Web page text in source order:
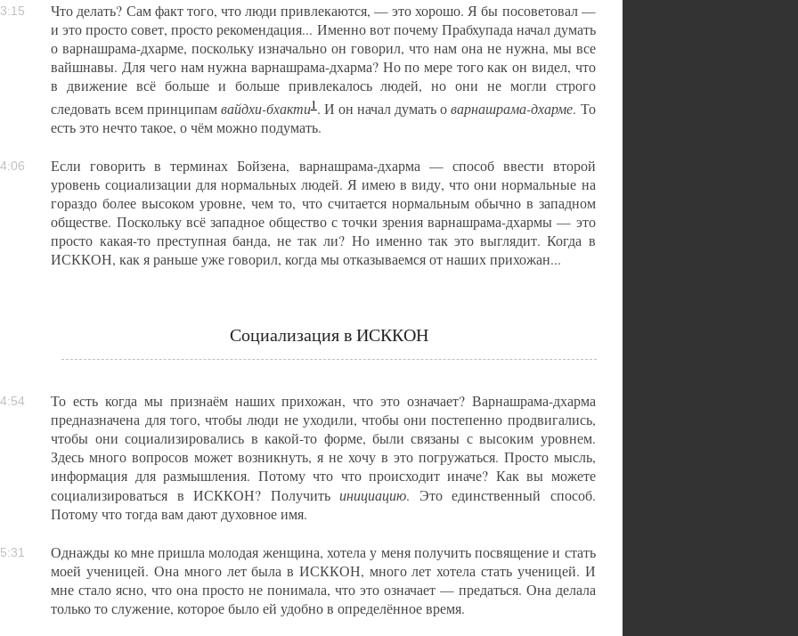
Что делать? Сам факт того, что люди привлекаются, — это хорошо. Я бы посоветовал —
и это просто совет, просто рекомендация... Именно вот почему Прабхупада начал думать
о варнашрама-дхарме, поскольку изначально он говорил, что нам она не нужна, мы все
вайшнавы. Для чего нам нужна варнашрама-дхарма? Но по мере того как он видел, что
в движение всё больше и больше привлекалось людей, но они не могли строго
следовать всем принципам вайдхи-бхакти1. И он начал думать оварнашрама-дхарме. То
есть это нечто такое, о чём можно подумать.
Если говорить в терминах Бойзена, варнашрама-дхарма — способ ввести второй
уровень социализации для нормальных людей. Я имею в виду, что они нормальные на
гораздо более высоком уровне, чем то, что считается нормальным обычно в западном
обществе. Поскольку всё западное общество с точки зрения варнашрама-дхармы — это
просто какая-то преступная банда, не так ли? Но именно так это выглядит. Когда в
ИСККОН, как я раньше уже говорил, когда мы отказываемся от наших прихожан...
Социализация в ИСККОН
То есть когда мы признаём наших прихожан, что это означает? Варнашрама-дхарма
предназначена для того, чтобы люди не уходили, чтобы они постепенно продвигались,
чтобы они социализировались в какой-то форме, были связаны с высоким уровнем.
Здесь много вопросов может возникнуть, я не хочу в это погружаться. Просто мысль,
информация для размышления. Потому что что происходит иначе? Как вы можете
социализироваться в ИСККОН? Получитьинициацию. Это единственный способ.
Потому что тогда вам дают духовное имя.
Однажды ко мне пришла молодая женщина, хотела у меня получить посвящение и стать
моей ученицей. Она много лет была в ИСККОН, много лет хотела стать ученицей. И
мне стало ясно, что она просто не понимала, что это означает — предаться. Она делала
только то служение, которое было ей удобно в определённое время.